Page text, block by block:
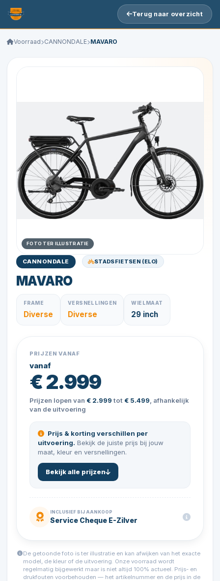
Terug naar overzicht
Voorraad CANNONDALE MAVARO
FOTO TER ILLUSTRATIE
CANNONDALE STADSFIETSEN (ELO)
MAVARO
FRAME
Diverse
VERSNELLINGEN
Diverse
WIELMAAT
29 inch
PRIJZEN VANAF
vanaf
€ 2.999
Prijzen lopen van € 2.999 tot € 5.499 , afhankelijk
van de uitvoering
Prijs & korting verschillen per
uitvoering. Bekijk de juiste prijs bij jouw
maat, kleur en versnellingen.
Bekijk alle prijzen
INCLUSIEF BIJ AANKOOP
Service Cheque E-Zilver
De getoonde foto is ter illustratie en kan afwijken van het exacte
model, de kleur of de uitvoering. Onze voorraad wordt
regelmatig bijgewerkt maar is niet altijd 100% actueel. Prijs- en
drukfouten voorbehouden — het artikelnummer en de prijs in de